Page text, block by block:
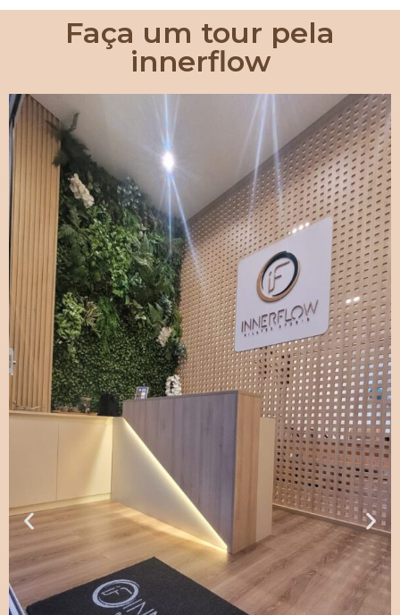
Faça um tour pela
innerflow